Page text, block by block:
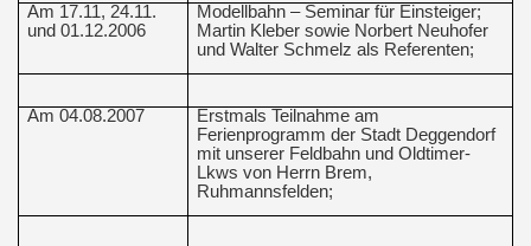
Am 17.11, 24.11.
und 01.12.2006
Modellbahn – Seminar für Einsteiger;
Martin Kleber sowie Norbert Neuhofer
und Walter Schmelz als Referenten;
Am 04.08.2007
Erstmals Teilnahme am
Ferienprogramm der Stadt Deggendorf
mit unserer Feldbahn und Oldtimer-
Lkws von Herrn Brem,
Ruhmannsfelden;